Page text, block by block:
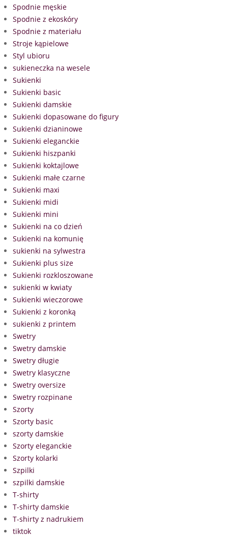
Spodnie męskie
Spodnie z ekoskóry
Spodnie z materiału
Stroje kąpielowe
Styl ubioru
sukieneczka na wesele
Sukienki
Sukienki basic
Sukienki damskie
Sukienki dopasowane do figury
Sukienki dzianinowe
Sukienki eleganckie
Sukienki hiszpanki
Sukienki koktajlowe
Sukienki małe czarne
Sukienki maxi
Sukienki midi
Sukienki mini
Sukienki na co dzień
Sukienki na komunię
sukienki na sylwestra
Sukienki plus size
Sukienki rozkloszowane
sukienki w kwiaty
Sukienki wieczorowe
Sukienki z koronką
sukienki z printem
Swetry
Swetry damskie
Swetry długie
Swetry klasyczne
Swetry oversize
Swetry rozpinane
Szorty
Szorty basic
szorty damskie
Szorty eleganckie
Szorty kolarki
Szpilki
szpilki damskie
T-shirty
T-shirty damskie
T-shirty z nadrukiem
tiktok